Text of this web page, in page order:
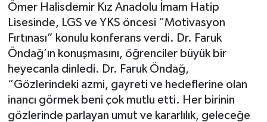
Ömer Halisdemir Kız Anadolu İmam Hatip
Lisesinde, LGS ve YKS öncesi “Motivasyon
Fırtınası” konulu konferans verdi. Dr. Faruk
Öndağ’ın konuşmasını, öğrenciler büyük bir
heyecanla dinledi. Dr. Faruk Öndağ,
“Gözlerindeki azmi, gayreti ve hedeflerine olan
inancı görmek beni çok mutlu etti. Her birinin
gözlerinde parlayan umut ve kararlılık, geleceğe